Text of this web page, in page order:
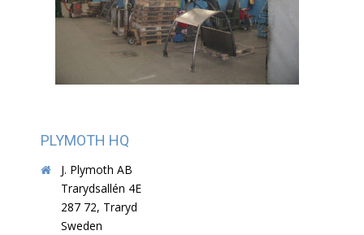
PLYMOTH HQ
J. Plymoth AB
Trarydsallén 4E
287 72, Traryd
Sweden